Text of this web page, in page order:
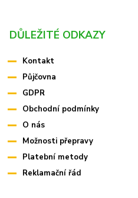
DŮLEŽITÉ ODKAZY
Kontakt
Půjčovna
GDPR
Obchodní podmínky
O nás
Možnosti přepravy
Platební metody
Reklamační řád